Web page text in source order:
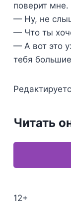
поверит мне.
— Ну, не
— Что ты
— А вот это
тебя
Читать
12+